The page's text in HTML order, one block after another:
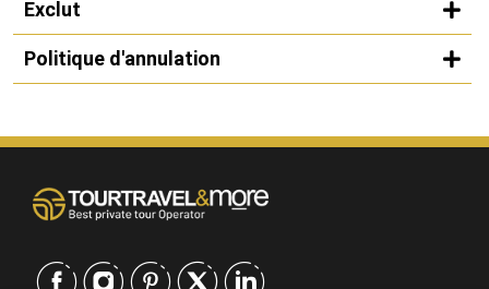
Exclut
Politique d'annulation